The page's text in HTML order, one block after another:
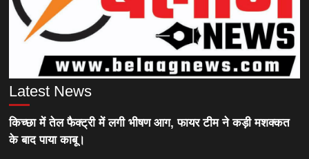
Latest News
किच्छा में तेल फैक्ट्री में लगी भीषण आग, फायर टीम ने कड़ी मशक्कत
के बाद पाया काबू।